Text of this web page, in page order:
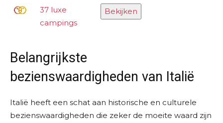
37 luxe
campings
Bekijken
Belangrijkste
bezienswaardigheden van Italië
Italië heeft een schat aan historische en culturele
bezienswaardigheden die zeker de moeite waard zijn